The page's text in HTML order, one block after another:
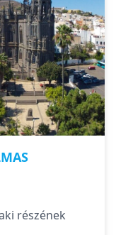
részének